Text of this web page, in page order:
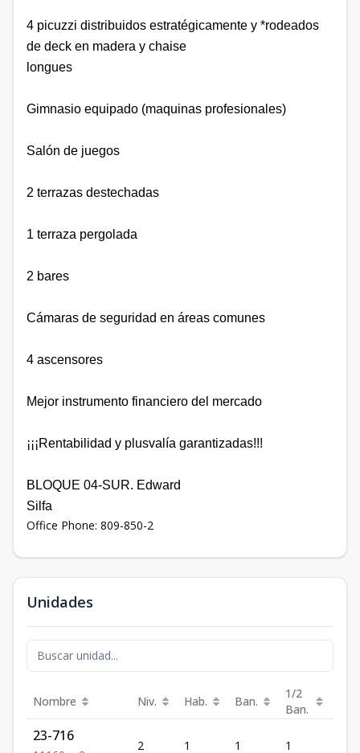
4 picuzzi distribuidos estratégicamente y *rodeados
de deck en madera y chaise
longues
Gimnasio equipado (maquinas profesionales)
Salón de juegos
2 terrazas destechadas
1 terraza pergolada
2 bares
Cámaras de seguridad en áreas comunes
4 ascensores
Mejor instrumento financiero del mercado
¡¡¡Rentabilidad y plusvalía garantizadas!!!
BLOQUE 04-SUR. Edward
Silfa
Office Phone: 809-850-2
Unidades
Nombre Niv. Hab. Ban.
1/2
Ban.
23-716
2 1 1 1